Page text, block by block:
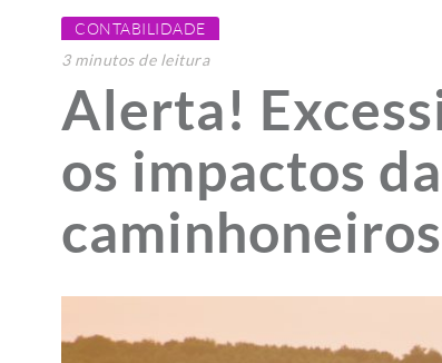
CONTABILIDADE
3 minutosde leitura
Alerta!
os impactos
caminhoneiros